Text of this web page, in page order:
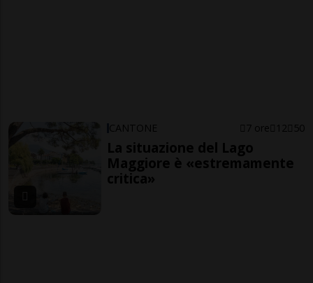
CANTONE 7 ore 12 50
La situazione del Lago
Maggiore è «estremamente
critica»